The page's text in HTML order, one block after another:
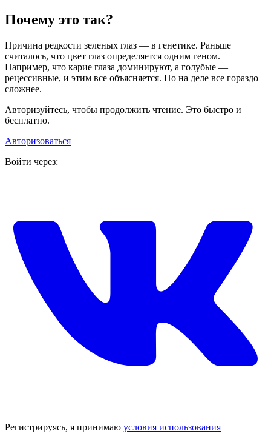
Почему это так?
Причина редкости зеленых глаз — в генетике. Раньше
считалось, что цвет глаз определяется одним геном.
Например, что карие глаза доминируют, а голубые —
рецессивные, и этим все объясняется. Но на деле все гораздо
сложнее.
Авторизуйтесь, чтобы продолжить чтение. Это быстро и
бесплатно.
Авторизоваться
Войти через:
Регистрируясь, я принимаю условия использования